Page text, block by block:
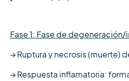
Fase 1: Fase de
→ Ruptura y necrosis (muerte)
→ Respuesta inflamatoria: